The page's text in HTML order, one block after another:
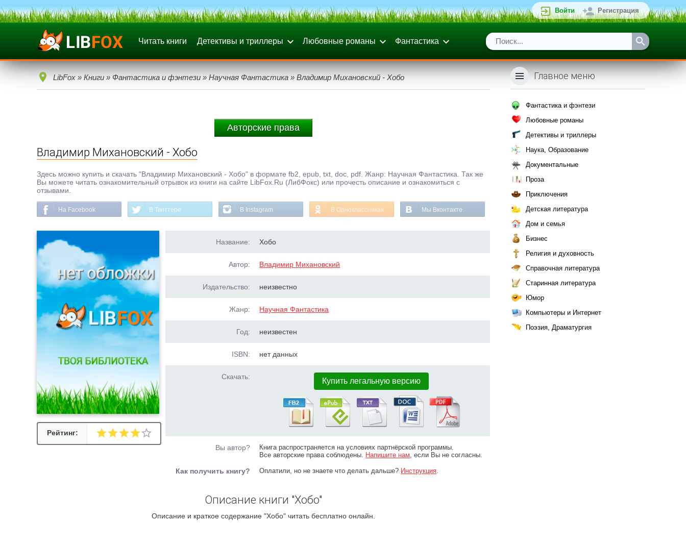
Войти Регистрация
Читать книги Детективы и триллеры Любовные романы Фантастика
LibFox » Книги » Фантастика и фэнтези » Научная Фантастика » Владимир Михановский - Хобо
Авторские права
Владимир Михановский - Хобо
Здесь можно купить и скачать "Владимир Михановский - Хобо" в формате fb2, epub, txt, doc, pdf. Жанр: Научная Фантастика. Так же
Вы можете читать ознакомительный отрывок из книги на сайте LibFox.Ru (ЛибФокс) или прочесть описание и ознакомиться с
отзывами.
На Facebook В Твиттере В Instagram В Одноклассниках Мы Вконтакте
Рейтинг:
Название: Хобо
Автор: Владимир Михановский
Издательство: неизвестно
Жанр: Научная Фантастика
Год: неизвестен
ISBN: нет данных
Скачать: Купить легальную версию
Вы автор?
Книга распространяется на условиях партнёрской программы.
Все авторские права соблюдены. Напишите нам, если Вы не согласны.
Как получить книгу? Оплатили, но не знаете что делать дальше? Инструкция.
Описание книги "Хобо"
Описание и краткое содержание "Хобо" читать бесплатно онлайн.
Главное меню
Фантастика и фэнтези
Любовные романы
Детективы и триллеры
Наука, Образование
Документальные
Проза
Приключения
Детская литература
Дом и семья
Бизнес
Религия и духовность
Справочная литература
Старинная литература
Юмор
Компьютеры и Интернет
Поэзия, Драматургия